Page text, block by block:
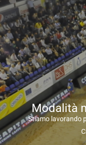
Modalità
Stiamo lavorando